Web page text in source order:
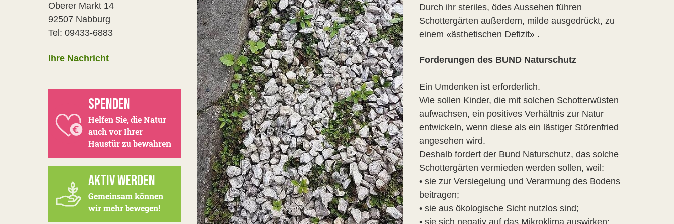
Durch ihr steriles, ödes Aussehen führen
Schottergärten außerdem, milde ausgedrückt, zu
einem «ästhetischen Defizit» .
Forderungen des BUND Naturschutz
Ein Umdenken ist erforderlich.
Wie sollen Kinder, die mit solchen Schotterwüsten
aufwachsen, ein positives Verhältnis zur Natur
entwickeln, wenn diese als ein lästiger Störenfried
angesehen wird.
Deshalb fordert der Bund Naturschutz, das solche
Schottergärten vermieden werden sollen, weil:
• sie zur Versiegelung und Verarmung des Bodens
beitragen;
• sie aus ökologische Sicht nutzlos sind;
• sie sich negativ auf das Mikroklima auswirken;
Oberer Markt 14
92507 Nabburg
Tel: 09433-6883
Ihre Nachricht
SPENDEN
Helfen Sie, die Natur
auch vor Ihrer
Haustür zu bewahren
AKTIV WERDEN
Gemeinsam können
wir mehr bewegen!